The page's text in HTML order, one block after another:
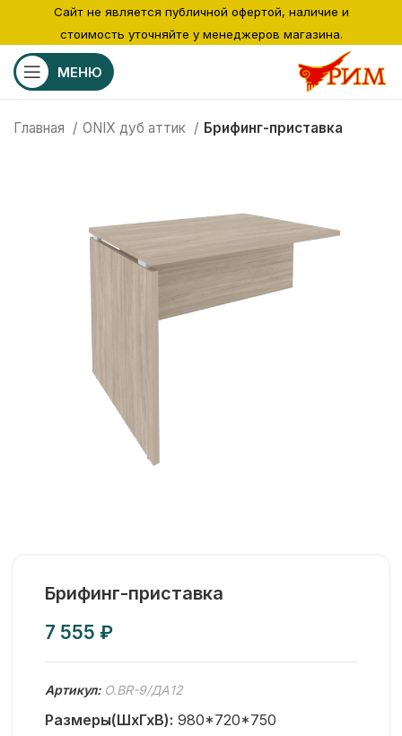
МЕНЮ
Главная ONIX дуб аттик Брифинг-приставка
Брифинг-приставка
₽
Артикул: O.BR-9/ДА12
Размеры(ШхГхВ): 980*720*750
Сайт не является публичной офертой, наличие и
стоимость уточняйте у менеджеров магазина.